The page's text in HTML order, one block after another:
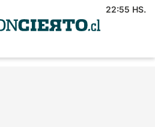
22:55 HS.